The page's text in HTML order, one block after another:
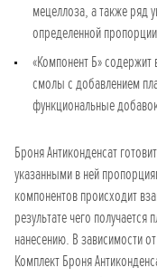
мецеллоза, а также ряд
определенной
«Компонент Б»
смолы с добавлением
функциональные
Броня Антиконденсат
указанными в ней
компонентов происходит
результате чего
нанесению. В зависимости
Комплект Броня